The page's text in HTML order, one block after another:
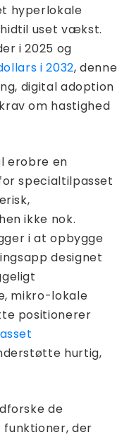
hyperlokale
uset vækst.
i 2025 og
i 2032, denne
digital adoption
om hastighed
erobre en
specialtilpasset
ikke nok.
i at opbygge
designet
mikro-lokale
positionerer
hurtig,
de
der